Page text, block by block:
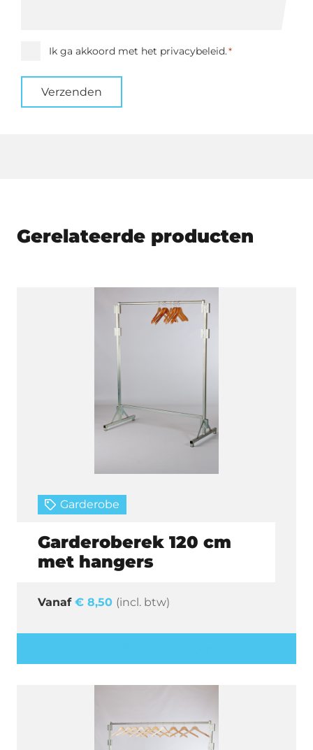
Instemming
Ik ga akkoord met het privacybeleid.*
Verzenden
Gerelateerde producten
Garderobe
Garderoberek 120 cm
met hangers
€ 8,50 (incl. btw)